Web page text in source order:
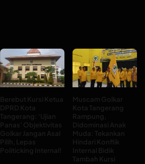
Berebut Kursi Ketua
DPRD Kota
Tangerang: ‘Ujian
Panas’ Objektivitas
Golkar Jangan Asal
Pilih, Lepas
Politicking Internal!
Muscam Golkar
Kota Tangerang
Rampung,
Didominasi Anak
Muda: Tekankan
Hindari Konflik
Internal Bidik
Tambah Kursi